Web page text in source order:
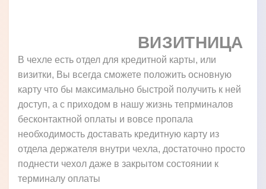
ВИЗИТНИЦА
В чехле есть отдел для кредитной карты, или
визитки, Вы всегда сможете положить основную
карту что бы максимально быстрой получить к ней
доступ, а с приходом в нашу жизнь тепрминалов
бесконтактной оплаты и вовсе пропала
необходимость доставать кредитную карту из
отдела держателя внутри чехла, достаточно просто
поднести чехол даже в закрытом состоянии к
терминалу оплаты